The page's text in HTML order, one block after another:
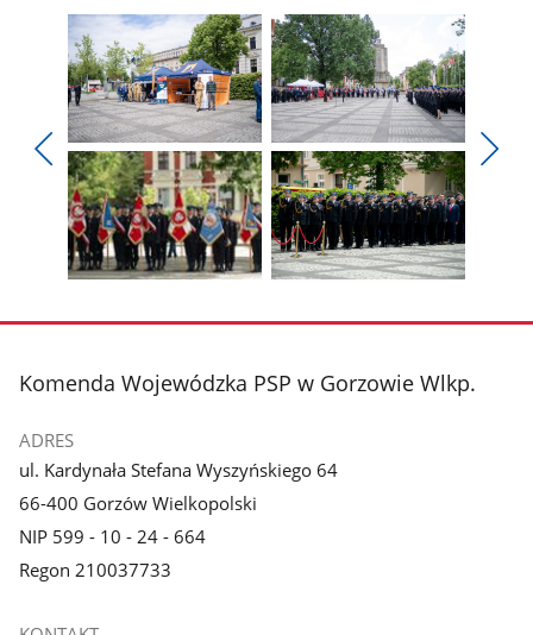
Pokaż
poprzednie
zdjęcia
Pokaż
zdjęcie
1
z
galerii.
Pokaż
zdjęcie
2
z
galerii.
zdjęcie
galerii.
zdjęcie
galerii.
stopka
Komenda Wojewódzka PSP w Gorzowie Wlkp.
ADRES
ul. Kardynała Stefana Wyszyńskiego 64
66-400 Gorzów Wielkopolski
NIP 599 - 10 - 24 - 664
Regon 210037733